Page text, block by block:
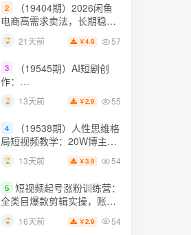
2
（19404期）2026闲鱼
电商高需求卖法，长期稳定
可做，一单利润300
21天前 ￥4.9 57
3
（19545期）AI短剧创
作：
ChatGPT+Seedance2.0教
程，从零制作恶毒女配短
全流程
13天前 ￥2.9 55
4
（19538期）人性思维格
局短视频教学：20W博主亲
授×标准化流程×字幕封面设
计×AI提示词×橱窗带货6W
件实战经验
13天前 ￥3.9 54
5 短视频起号涨粉训练营：
全类目爆款剪辑实操，账号
节奏规划复盘落地教程
16天前 ￥2.9 54